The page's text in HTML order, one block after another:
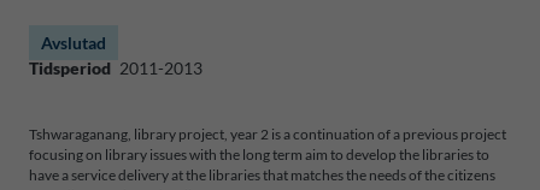
Avslutad
Tidsperiod 2011-2013
Tshwaraganang, library project, year 2 is a continuation of a previous project
focusing on library issues with the long term aim to develop the libraries to
have a service delivery at the libraries that matches the needs of the citizens